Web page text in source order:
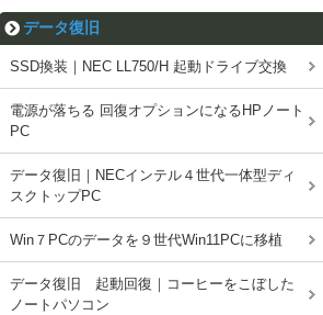
データ復旧
SSD換装｜NEC LL750/H 起動ドライブ交換
電源が落ちる 回復オプションになるHPノート
PC
データ復旧｜NECインテル４世代一体型ディ
スクトップPC
Win７PCのデータを９世代Win11PCに移植
データ復旧 起動回復｜コーヒーをこぼした
ノートパソコン